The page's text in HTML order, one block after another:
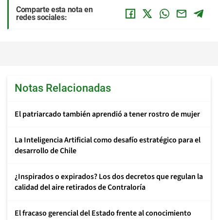
Comparte esta nota en
redes sociales:
Notas Relacionadas
El patriarcado también aprendió a tener rostro de mujer
La Inteligencia Artificial como desafío estratégico para el
desarrollo de Chile
¿Inspirados o expirados? Los dos decretos que regulan la
calidad del aire retirados de Contraloría
El fracaso gerencial del Estado frente al conocimiento